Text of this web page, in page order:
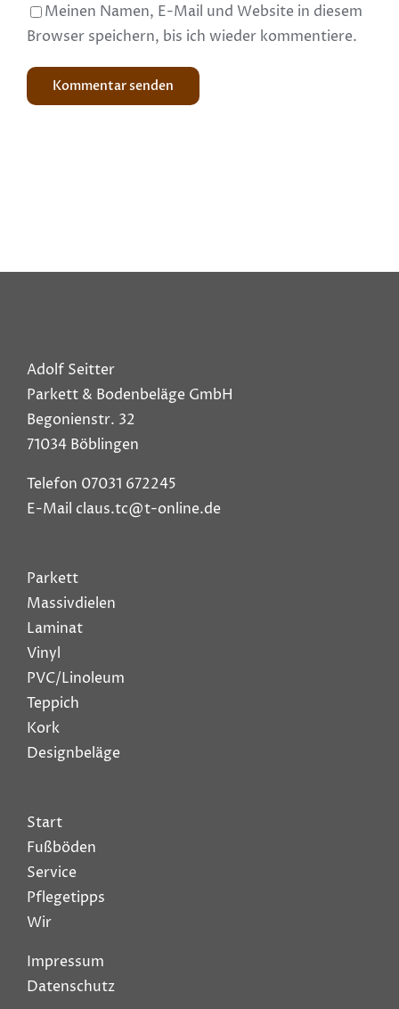
Meinen Namen, E-Mail und Website in diesem
Browser speichern, bis ich wieder kommentiere.
Adolf Seitter
Parkett & Bodenbeläge GmbH
Begonienstr. 32
71034 Böblingen
Telefon 07031 672245
E-Mail claus.tc@t-online.de
Parkett
Massivdielen
Laminat
Vinyl
PVC/Linoleum
Teppich
Kork
Designbeläge
Start
Fußböden
Service
Pflegetipps
Wir
Impressum
Datenschutz